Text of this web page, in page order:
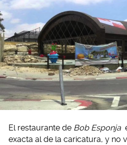
El restaurante de Bob Esponja
exacta al de la caricatura, y no